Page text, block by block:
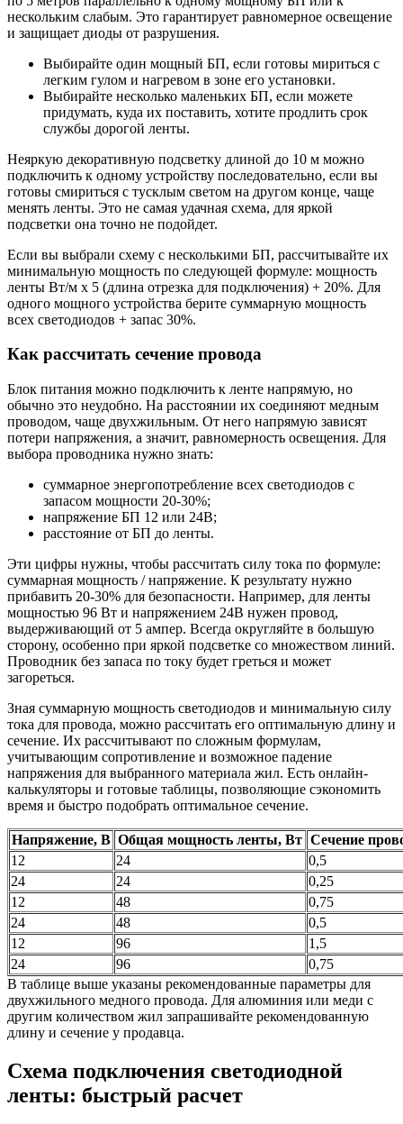
нескольким слабым. Это гарантирует равномерное освещение
и защищает диоды от разрушения.
Выбирайте один мощный БП, если готовы мириться с
легким гулом и нагревом в зоне его установки.
Выбирайте несколько маленьких БП, если можете
придумать, куда их поставить, хотите продлить срок
службы дорогой ленты.
Неяркую декоративную подсветку длиной до 10 м можно
подключить к одному устройству последовательно, если вы
готовы смириться с тусклым светом на другом конце, чаще
менять ленты. Это не самая удачная схема, для яркой
подсветки она точно не подойдет.
Если вы выбрали схему с несколькими БП, рассчитывайте их
минимальную мощность по следующей формуле: мощность
ленты Вт/м х 5 (длина отрезка для подключения) + 20%. Для
одного мощного устройства берите суммарную мощность
всех светодиодов + запас 30%.
Как рассчитать сечение провода
Блок питания можно подключить к ленте напрямую, но
обычно это неудобно. На расстоянии их соединяют медным
проводом, чаще двухжильным. От него напрямую зависят
потери напряжения, а значит, равномерность освещения. Для
выбора проводника нужно знать:
суммарное энергопотребление всех светодиодов с
запасом мощности 20-30%;
напряжение БП 12 или 24В;
расстояние от БП до ленты.
Эти цифры нужны, чтобы рассчитать силу тока по формуле:
суммарная мощность / напряжение. К результату нужно
прибавить 20-30% для безопасности. Например, для ленты
мощностью 96 Вт и напряжением 24В нужен провод,
выдерживающий от 5 ампер. Всегда округляйте в большую
сторону, особенно при яркой подсветке со множеством линий.
Проводник без запаса по току будет греться и может
загореться.
Зная суммарную мощность светодиодов и минимальную силу
тока для провода, можно рассчитать его оптимальную длину и
сечение. Их рассчитывают по сложным формулам,
учитывающим сопротивление и возможное падение
напряжения для выбранного материала жил. Есть онлайн-
калькуляторы и готовые таблицы, позволяющие сэкономить
время и быстро подобрать оптимальное сечение.
Напряжение, В Общая мощность ленты, Вт Сечение
12
24
0,5
24
24
0,25
12
48
0,75
24
48
0,5
12
96
1,5
24
96
0,75
В таблице выше указаны рекомендованные параметры для
двухжильного медного провода. Для алюминия или меди с
другим количеством жил запрашивайте рекомендованную
длину и сечение у продавца.
Схема подключения светодиодной
ленты: быстрый расчет